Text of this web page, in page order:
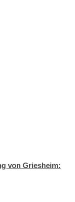
von Griesheim: